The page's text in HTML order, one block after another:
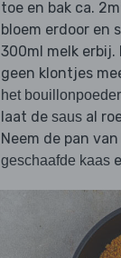
toe en bak ca.
bloem erdoor en
300ml melk
geen klontjes
het bouillonpoeder
laat de saus al
Neem de pan
geschaafde kaas